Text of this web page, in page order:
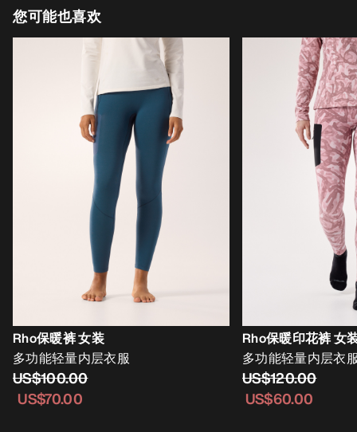
您可能也喜欢
Rho保暖裤 女装
多功能轻量内层衣服
US$100.00
US$70.00
Rho保暖印花裤 女
多功能轻量内层衣
US$120.00
US$60.00